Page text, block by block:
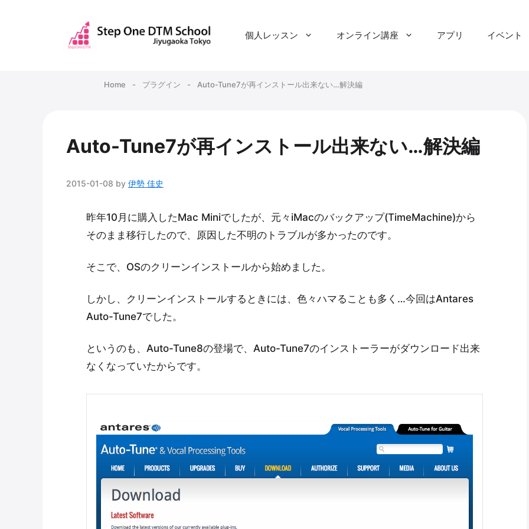
個人レッスン オンライン講座 アプリ イベント
Home - プラグイン - Auto-Tune7が再インストール出来ない…解決編
Auto-Tune7が再インストール出来ない…解決編
2015-01-08 by 伊勢 佳史
昨年10月に購入したMac Miniでしたが、元々iMacのバックアップ(TimeMachine)から
そのまま移行したので、原因した不明のトラブルが多かったのです。
そこで、OSのクリーンインストールから始めました。
しかし、クリーンインストールするときには、色々ハマることも多く…今回はAntares
Auto-Tune7でした。
というのも、Auto-Tune8の登場で、Auto-Tune7のインストーラーがダウンロード出来
なくなっていたからです。